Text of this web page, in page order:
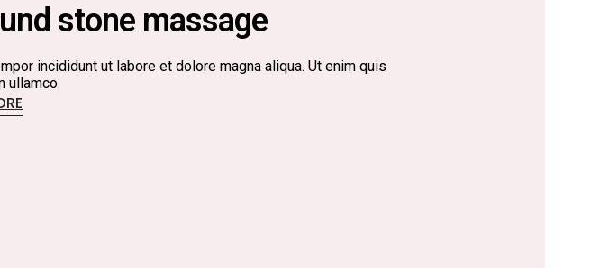
stone massage
incididunt ut labore et dolore magna aliqua. Ut enim quis
ullamco.